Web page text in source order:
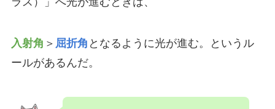
入射角 ＞ 屈折角 となるように光が進む。というル
ールがあるんだ。